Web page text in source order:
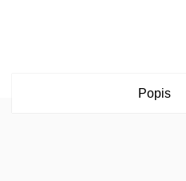
Popis